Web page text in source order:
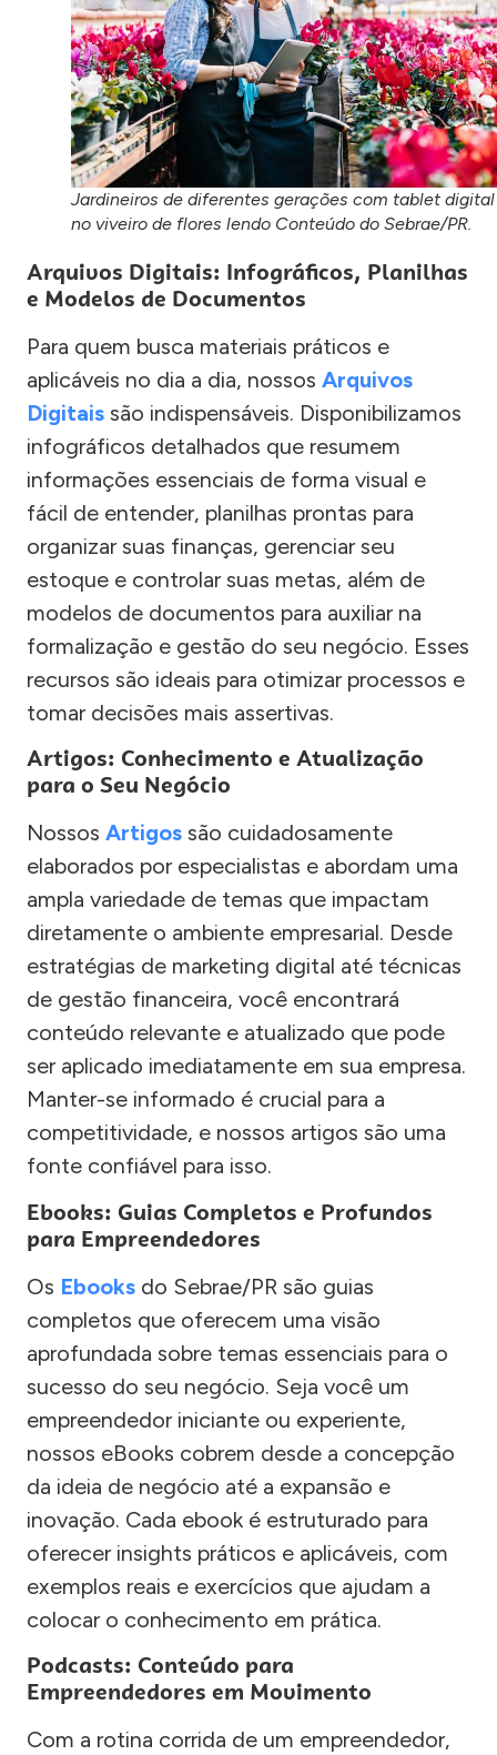
Jardineiros de diferentes gerações com tablet digital
no viveiro de flores lendo Conteúdo do Sebrae/PR.
Arquivos Digitais: Infográficos, Planilhas
e Modelos de Documentos
Para quem busca materiais práticos e
aplicáveis no dia a dia, nossos Arquivos
Digitais são indispensáveis. Disponibilizamos
infográficos detalhados que resumem
informações essenciais de forma visual e
fácil de entender, planilhas prontas para
organizar suas finanças, gerenciar seu
estoque e controlar suas metas, além de
modelos de documentos para auxiliar na
formalização e gestão do seu negócio. Esses
recursos são ideais para otimizar processos e
tomar decisões mais assertivas.
Artigos: Conhecimento e Atualização
para o Seu Negócio
Nossos Artigos são cuidadosamente
elaborados por especialistas e abordam uma
ampla variedade de temas que impactam
diretamente o ambiente empresarial. Desde
estratégias de marketing digital até técnicas
de gestão financeira, você encontrará
conteúdo relevante e atualizado que pode
ser aplicado imediatamente em sua empresa.
Manter-se informado é crucial para a
competitividade, e nossos artigos são uma
fonte confiável para isso.
Ebooks: Guias Completos e Profundos
para Empreendedores
Os Ebooks do Sebrae/PR são guias
completos que oferecem uma visão
aprofundada sobre temas essenciais para o
sucesso do seu negócio. Seja você um
empreendedor iniciante ou experiente,
nossos eBooks cobrem desde a concepção
da ideia de negócio até a expansão e
inovação. Cada ebook é estruturado para
oferecer insights práticos e aplicáveis, com
exemplos reais e exercícios que ajudam a
colocar o conhecimento em prática.
Podcasts: Conteúdo para
Empreendedores em Movimento
Com a rotina corrida de um empreendedor,